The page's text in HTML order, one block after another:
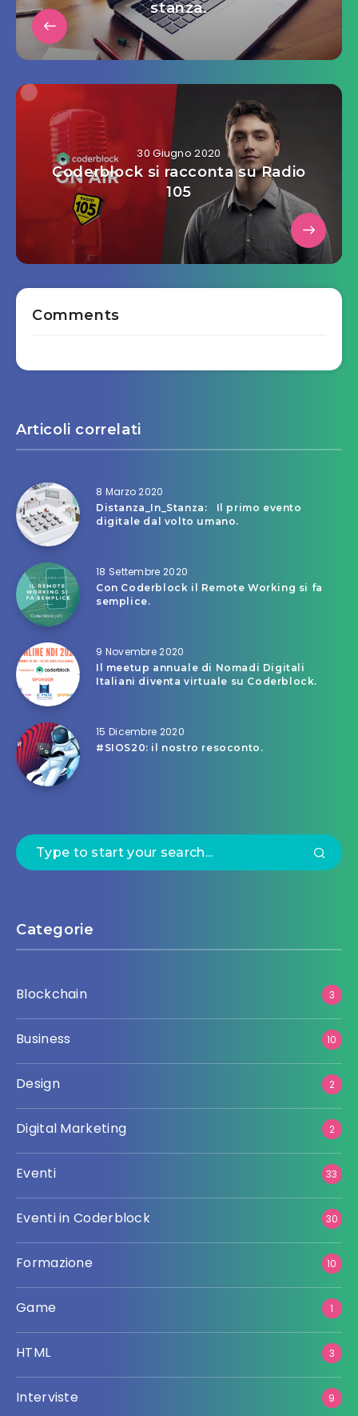
stanza.
30 Giugno 2020
Coderblock si racconta su Radio
105
Comments
Articoli correlati
8 Marzo 2020
Distanza_In_Stanza: Il primo evento
digitale dal volto umano.
18 Settembre 2020
Con Coderblock il Remote Working si fa
semplice.
9 Novembre 2020
Il meetup annuale di Nomadi Digitali
Italiani diventa virtuale su Coderblock.
15 Dicembre 2020
#SIOS20: il nostro resoconto.
Categorie
Blockchain 3
Business 10
Design 2
Digital Marketing 2
Eventi 33
Eventi in Coderblock 30
Formazione 10
Game 1
HTML 3
Interviste 9